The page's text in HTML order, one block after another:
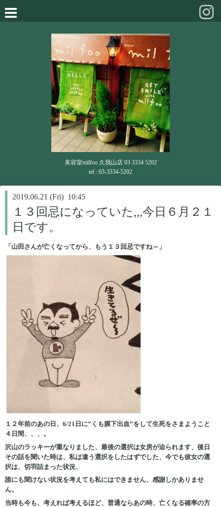
美容室milfoo 久我山店 03 3334 5202
tel : 03-3334-5202
2019.06.21 (Fri) 10:45
１３回忌になっていた,,,今日６月２１
日です。
「山田さんが亡くなってから、もう１３回忌ですね～」
１２年前のあの日、6/21日に”くも膜下出血”をして生死をさまようこと
４日間、、、。
沢山のラッキーが重なりました、最後の選択は女房が迫られます、後日
その話を聞いた時は、私は違う選択をしたはずでした、今でも彼女の選
択は、切羽詰まった状況、
誰にも聞けない状況を考えても私にはできません、感謝しかありませ
ん。
当時も今も、考えれば考えるほど、普通ならあの時、亡くなる確率の方